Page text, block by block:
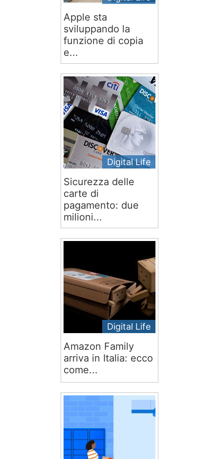
Apple sta
sviluppando la
funzione di copia
e...
Digital Life
Sicurezza delle
carte di
pagamento: due
milioni...
Digital Life
Amazon Family
arriva in Italia: ecco
come...